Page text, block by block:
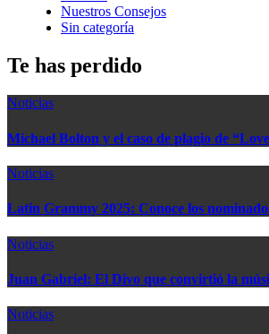
Nuestros Consejos
Sin categoría
Te has perdido
Noticias
Michael Bolton y el caso de plagio de
Noticias
Latin Grammy 2025: Conoce los
Noticias
Juan Gabriel: El Divo que convirtió la
Noticias